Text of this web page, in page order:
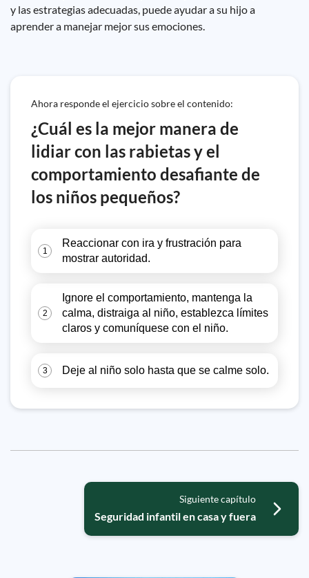
y las estrategias adecuadas, puede ayudar a su hijo a
aprender a manejar mejor sus emociones.
Ahora responde el ejercicio sobre el contenido:
¿Cuál es la mejor manera de
lidiar con las rabietas y el
comportamiento desafiante de
los niños pequeños?
1
Reaccionar con ira y frustración para
mostrar autoridad.
2
Ignore el comportamiento, mantenga la
calma, distraiga al niño, establezca límites
claros y comuníquese con el niño.
3 Deje al niño solo hasta que se calme solo.
Siguiente capítulo
Seguridad infantil en casa y fuera